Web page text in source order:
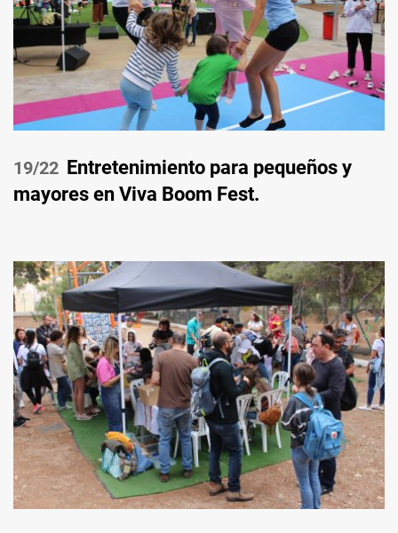
/22 Entretenimiento para pequeños y
mayores en Viva Boom Fest.